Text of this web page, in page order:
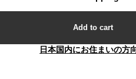
Add to cart
日本国内にお住まいの方